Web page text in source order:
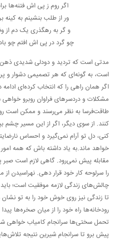
اگر روم ز پی اش فتنه‌ها
ور از طلب بنشینم به کینه
و گر به رهگذری یک دم از
چو گرد در پی اش افتم چو
مدتی است که تردید و دودلی شدیدی ذهن
است، به گونه‌ای که هر تصمیمی دشوار و
اگر همان راهی را که انتخاب کرده‌ای
مشکلات و دردسرهای فراوان روبرو خواهی
طاقت‌فرسا به نظر می‌رسند و ممکن است
کنند. از سوی دیگر، اگر از این مسیر چشم
کنی، دل تو آرام نمی‌گیرد و احساس
خواهد ماند.به یاد داشته باش که همه امور
مقابله پیش نمی‌رود. گاهی لازم است صبر
را سرلوحه کار خود قرار دهی. نهراسیدن
چالش‌های زندگی لازمه موفقیت است؛ باید
تا زندگی نیز روی خوش خود را به تو
رودخانه‌ها راه خود را از میان صخره‌ها
تحمل سختی‌ها سرانجام کامیاب خواهی
پیش برو تا سرانجام شیرین نتیجه